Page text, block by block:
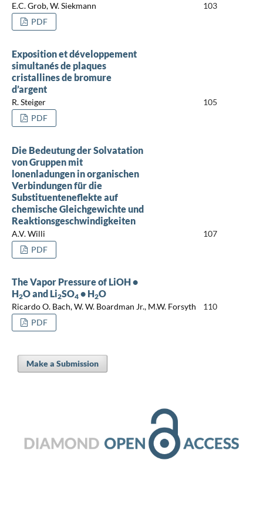
E.C. Grob, W. Siekmann
103
PDF
Exposition et développement
simultanés de plaques
cristallines de bromure
d’argent
R. Steiger
105
PDF
Die Bedeutung der Solvatation
von Gruppen mit
lonenladungen in organischen
Verbindungen für die
Substituenteneflekte auf
chemische Gleichgewichte und
Reaktionsgeschwindigkeiten
A.V. Willi
107
PDF
The Vapor Pressure of LiOH •
H2O and Li2SO4 • H2O
Ricardo O. Bach, W. W. Boardman Jr., M.W. Forsyth
110
PDF
Make a Submission